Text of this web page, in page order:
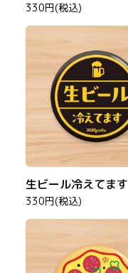
330円(税込)
生ビール冷えてます
330円(税込)